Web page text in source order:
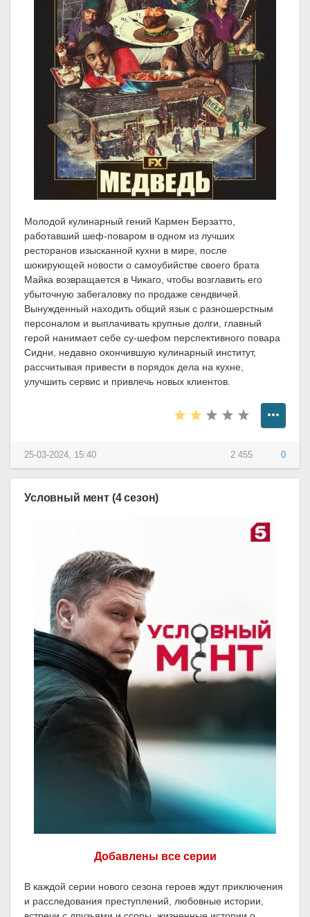
Молодой кулинарный гений Кармен Берзатто,
работавший шеф-поваром в одном из лучших
ресторанов изысканной кухни в мире, после
шокирующей новости о самоубийстве своего брата
Майка возвращается в Чикаго, чтобы возглавить его
убыточную забегаловку по продаже сендвичей.
Вынужденный находить общий язык с разношерстным
персоналом и выплачивать крупные долги, главный
герой нанимает себе су-шефом перспективного повара
Сидни, недавно окончившую кулинарный институт,
рассчитывая привести в порядок дела на кухне,
улучшить сервис и привлечь новых клиентов.
2 455 0
25-03-2024, 15:40
Условный мент (4 сезон)
Добавлены все серии
В каждой серии нового сезона героев ждут приключения
и расследования преступлений, любовные истории,